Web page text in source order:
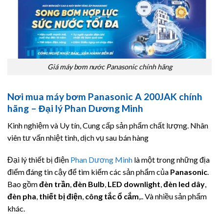
Giá máy bơm nước Panasonic chính hãng
Nơi mua máy bơm Panasonic A 200JAK chính
hãng – Đại lý Phan Dương Minh
Kinh nghiệm và Uy tín, Cung cấp sản phẩm chất lượng. Nhân
viên tư vấn nhiệt tình, dịch vụ sau bán hàng
Đại lý thiết bị điện Phan Dương Minh là một trong những địa
điểm đáng tin cậy để tìm kiếm các sản phẩm của Panasonic.
Bao gồmđèn trần,đèn Bulb, LED downlight,đèn led dây,
đèn pha, thiết bị điện, công tắc ổ cắm,.. Và nhiều sản phẩm
khác.